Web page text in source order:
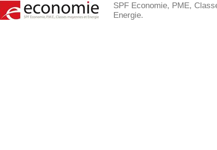
SPF Economie, PME,
Energie.